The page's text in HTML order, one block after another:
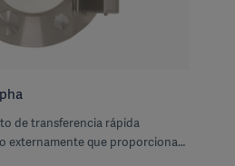
de transferencia rápida
externamente que proporciona